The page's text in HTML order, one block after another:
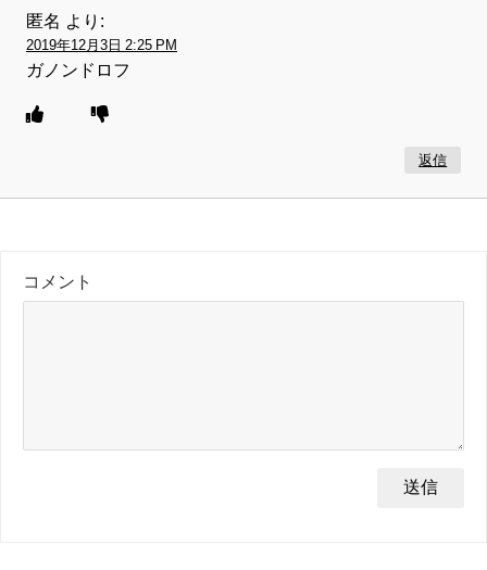
匿名 より:
2019年12月3日 2:25 PM
ガノンドロフ
返信
コメント